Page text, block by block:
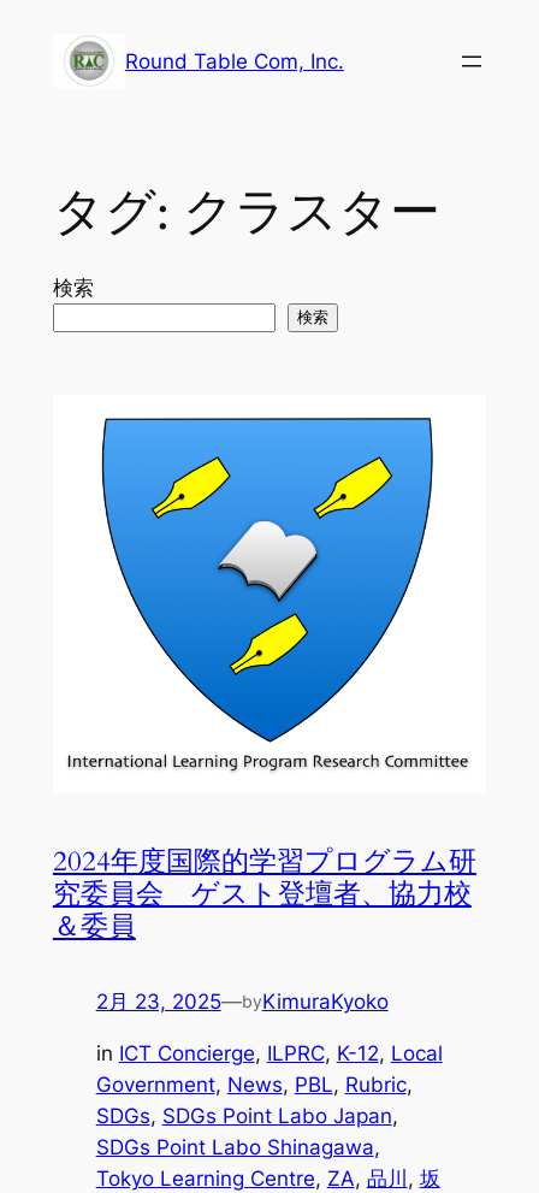
Round Table Com, Inc.
タグ: クラスター
検索
検索
2024年度国際的学習プログラム研
究委員会 ゲスト登壇者、協力校
＆委員
2月 23, 2025—byKimuraKyoko
in ICT Concierge, ILPRC, K-12, Local
Government, News, PBL, Rubric
SDGs, SDGs Point Labo Japan
SDGs Point Labo Shinagawa
Tokyo Learning Centre, ZA, 品川 , 坂